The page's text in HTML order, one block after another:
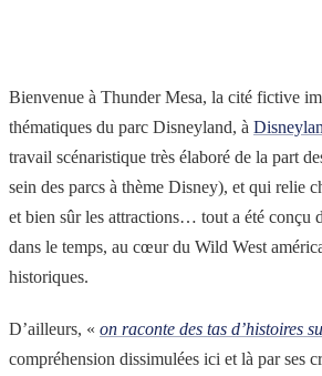
Bienvenue à Thunder Mesa, la cité fictive
thématiques du parc Disneyland, à
travail scénaristique très élaboré de la part
sein des parcs à thème Disney), et qui relie
et bien sûr les attractions… tout a été conçu
dans le temps, au cœur du Wild West
historiques.
D’ailleurs, « on raconte des tas d’histoires
compréhension dissimulées ici et là par ses